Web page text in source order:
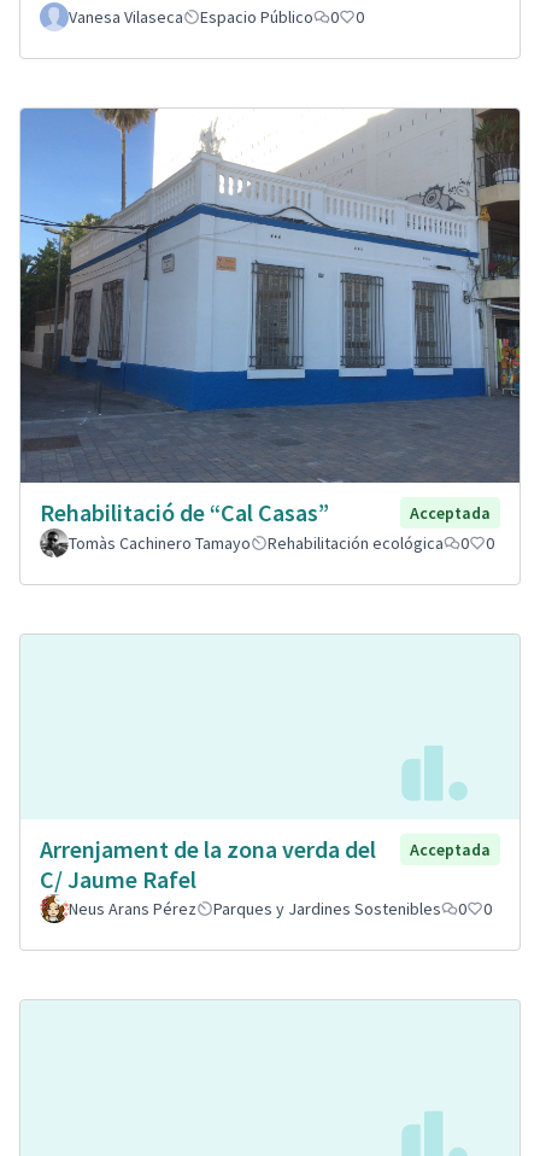
Vanesa Vilaseca Espacio Público 0 0
Rehabilitació de “Cal Casas”
Acceptada
Tomàs Cachinero Tamayo
Rehabilitación ecológica 0 0
Arrenjament de la zona verda del
C/ Jaume Rafel
Acceptada
Neus Arans Pérez Parques y Jardines Sostenibles 0 0